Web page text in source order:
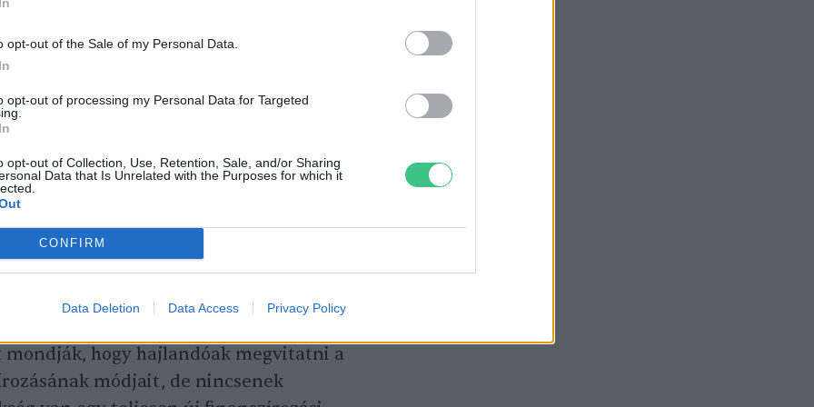
opt-out of the Sale of my Personal Data.
opt-out of processing my Personal Data for Targeted
opt-out of Collection, Use, Retention, Sale, and/or Sharing
Data that Is Unrelated with the Purposes for which it
CONFIRM
Data Deletion Data Access Privacy Policy
döntések meghozatalától.
már kevés ideje van a péntek esti
hogy a hétvégén is folytatódnak. A
nem történt előrelépés a gazdag és
terén abban a kérdésben, hogy
katasztrófa által tönkretett országok
eszközt szeretne, amely
a pénzt a károsult területeken. A
mondják, hogy hajlandóak megvitatni a
módjait, de nincsenek